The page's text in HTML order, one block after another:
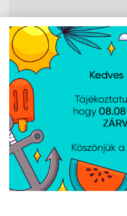
Alaplapi
chipkészlet
Audió kimeneti
csatornák száma
RAID-szintek
M.2 (M) rések
száma